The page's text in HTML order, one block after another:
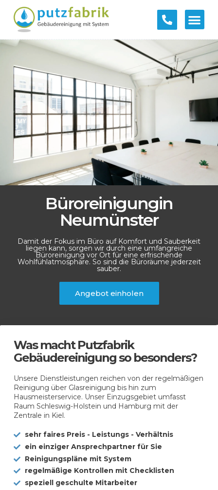
Büroreinigungin
Neumünster
Damit der Fokus im Büro auf Komfort und Sauberkeit
liegen kann, sorgen wir durch eine umfangreiche
Büroreinigung vor Ort für eine erfrischende
Wohlfühlatmosphäre. So sind die Büroräume jederzeit
sauber.
Angebot einholen
Was macht Putzfabrik
Gebäudereinigung so besonders?
Unsere Dienstleistungen reichen von der regelmäßigen
Reinigung über Glasreinigung bis hin zum
Hausmeisterservice. Unser Einzugsgebiet umfasst
Raum Schleswig-Holstein und Hamburg mit der
Zentrale in Kiel.
sehr faires Preis - Leistungs - Verhältnis
ein einziger Ansprechpartner für Sie
Reinigungspläne mit System
regelmäßige Kontrollen mit Checklisten
speziell geschulte Mitarbeiter